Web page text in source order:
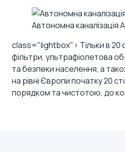
Автономна каналізація
class="lightbox"> Тільки в 20
фільтри, ультрафіолетова
та безпеки населення, а
на рівні Європи початку 20
порядком та чистотою, до